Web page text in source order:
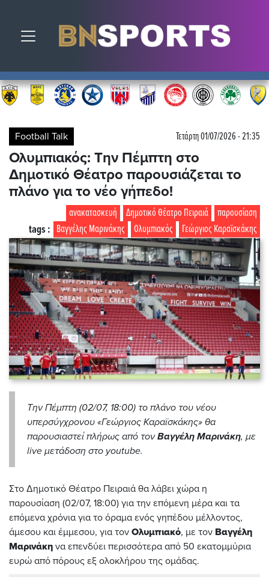
Toggle navigation
Football Talk Τετάρτη 01/07/2026 - 21:35
Ολυμπιακός: Την Πέμπτη στο
Δημοτικό Θέατρο παρουσιάζεται το
πλάνο για το νέο γήπεδο!
παρουσίαση
Δημοτικό Θέατρο Πειραιά
ανακατασκευή
Γεώργιος Καραϊσκάκης
Ολυμπιακός
Βαγγέλης Μαρινάκης
tags :
Την Πέμπτη (02/07, 18:00) το πλάνο του νέου
υπερσύγχρονου «Γεώργιος Καραϊσκάκης» θα
παρουσιαστεί πλήρως από τονΒαγγέλη Μαρινάκη, με
live μετάδοση στο youtube.
Στο Δημοτικό Θέατρο Πειραιά θα λάβει χώρα η
παρουσίαση (02/07, 18:00) για την επόμενη μέρα και τα
επόμενα χρόνια για το όραμα ενός γηπέδου μέλλοντος,
άμεσου και έμμεσου, για τον Ολυμπιακό, με τον Βαγγέλη
Μαρινάκη να επενδύει περισσότερα από 50 εκατομμύρια
ευρώ από πόρους εξ ολοκλήρου της ομάδας.